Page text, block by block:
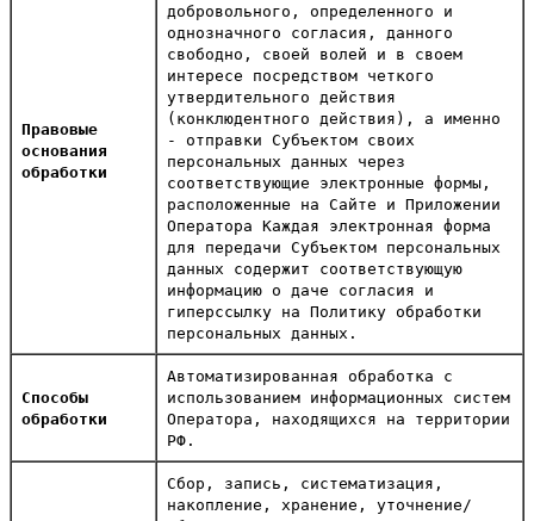
Правовые
основания
обработки
добровольного, определенного и
однозначного согласия, данного
свободно, своей волей и в своем
интересе посредством четкого
утвердительного действия
(конклюдентного действия), а именно
- отправки Субъектом своих
персональных данных через
соответствующие электронные формы,
расположенные на Сайте и Приложении
Оператора Каждая электронная форма
для передачи Субъектом персональных
данных содержит соответствующую
информацию о даче согласия и
гиперссылку на Политику обработки
персональных данных.
Способы
обработки
Автоматизированная обработка с
использованием информационных систем
Оператора, находящихся на территории
РФ.
Сбор, запись, систематизация,
накопление, хранение, уточнение/